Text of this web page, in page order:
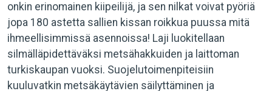
onkin erinomainen kiipeilijä, ja sen nilkat voivat pyöriä
jopa 180 astetta sallien kissan roikkua puussa mitä
ihmeellisimmissä asennoissa! Laji luokitellaan
silmälläpidettäväksi metsähakkuiden ja laittoman
turkiskaupan vuoksi. Suojelutoimenpiteisiin
kuuluvatkin metsäkäytävien säilyttäminen ja